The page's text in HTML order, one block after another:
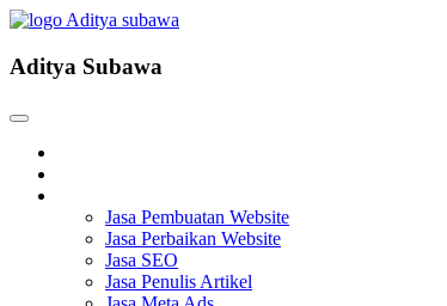
Aditya Subawa
Jasa Pembuatan Website
Jasa Perbaikan Website
Jasa SEO
Jasa Penulis Artikel